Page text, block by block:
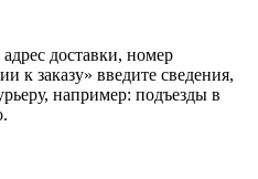
доставки, номер
к заказу» введите сведения,
например: подъезды в